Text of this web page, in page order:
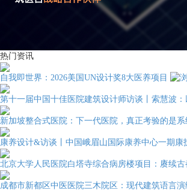
热门资讯
自我即世界：2026美国UN设计奖8大医养项目
第十一届中国十佳医院建筑设计师访谈丨索慧波
新加坡整合式医院：下一代医院，真正考验的是系
康养设计&访谈丨中国峨眉山国际康养中心一期
北京大学人民医院白塔寺综合病房楼项目：赓续
成都市新都区中医医院三木院区：现代建筑语言